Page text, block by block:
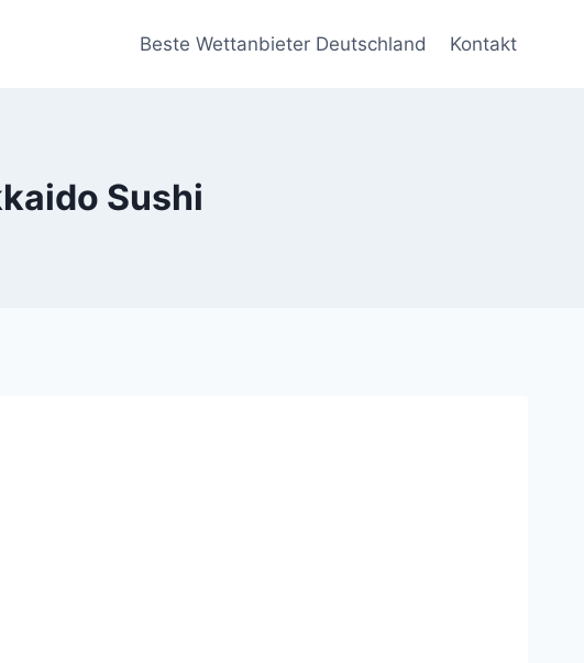
Beste Wettanbieter Deutschland Kontakt
Sushi